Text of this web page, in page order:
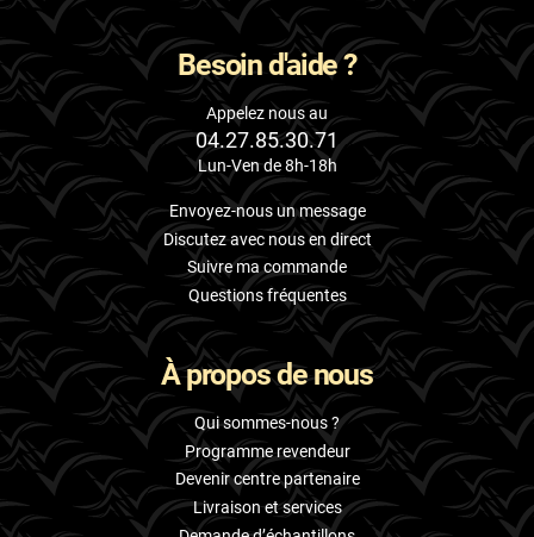
Besoin d'aide ?
Appelez nous au
04.27.85.30.71
Lun-Ven de 8h-18h
Envoyez-nous un message
Discutez avec nous en direct
Suivre ma commande
Questions fréquentes
À propos de nous
Qui sommes-nous ?
Programme revendeur
Devenir centre partenaire
Livraison et services